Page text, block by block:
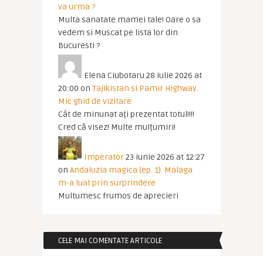
va urma ?
Multa sanatate mamei tale! Oare o sa
vedem si Muscat pe lista lor din
Bucuresti ?
Elena Ciubotaru 28 iulie 2026 at
20:00 on Tajikistan si Pamir Highway.
Mic ghid de vizitare
Cât de minunat ați prezentat totul!!!!
Cred că visez! Multe mulțumiri!
Imperator23 iunie 2026 at 12:27
on Andaluzia magica (ep. 1). Malaga
m-a luat prin surprindere
Multumesc frumos de aprecieri
CELE MAI COMENTATE ARTICOLE